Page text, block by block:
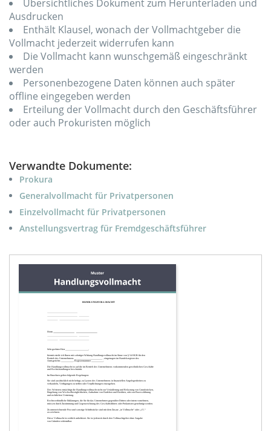
Übersichtliches Dokument zum Herunterladen und
Ausdrucken
Enthält Klausel, wonach der Vollmachtgeber die
Vollmacht jederzeit widerrufen kann
Die Vollmacht kann wunschgemäß eingeschränkt
werden
Personenbezogene Daten können auch später
offline eingegeben werden
Erteilung der Vollmacht durch den Geschäftsführer
oder auch Prokuristen möglich
Verwandte Dokumente:
Prokura
Generalvollmacht für Privatpersonen
Einzelvollmacht für Privatpersonen
Anstellungsvertrag für Fremdgeschäftsführer